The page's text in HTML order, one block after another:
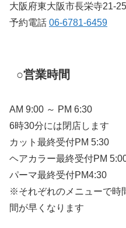
大阪府東大阪市長栄寺21-25
予約電話 06-6781-6459
○営業時間
AM 9:00 ～ PM 6:30
6時30分には閉店します
カット最終受付PM 5:30
ヘアカラー最終受付PM
パーマ最終受付PM4:30
※それぞれのメニューで時
間が早くなります